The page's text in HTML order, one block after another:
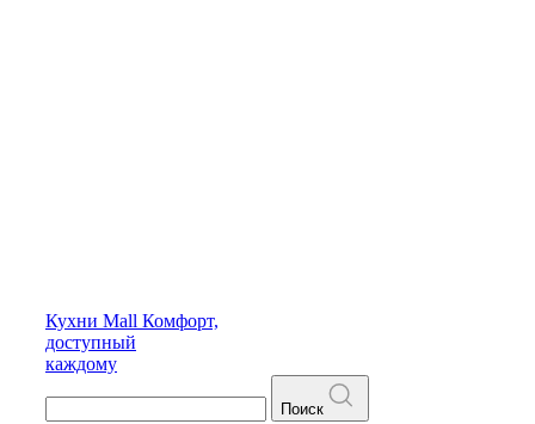
Кухни Mall Комфорт,
доступный
каждому
Поиск